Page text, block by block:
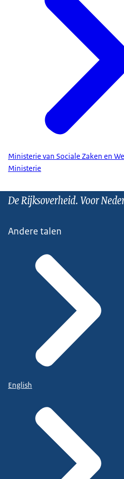
Ministerie van Sociale Zaken en
Ministerie
De Rijksoverheid. Voor
Andere talen
English